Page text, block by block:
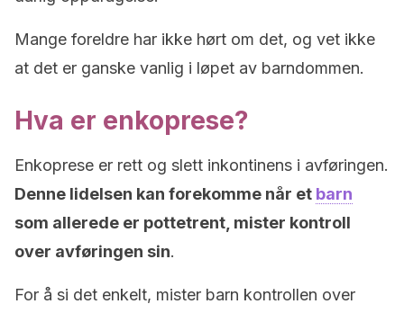
Mange foreldre har ikke hørt om det, og vet ikke
at det er ganske vanlig i løpet av barndommen.
Hva er enkoprese?
Enkoprese er rett og slett inkontinens i avføringen.
Denne lidelsen kan forekomme når et barn
som allerede er pottetrent, mister kontroll
over avføringen sin.
For å si det enkelt, mister barn kontrollen over